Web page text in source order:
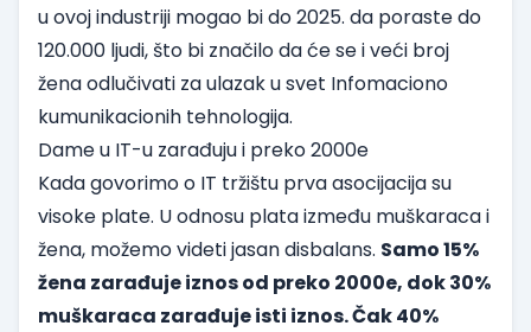
u ovoj industriji mogao bi do 2025. da poraste do
120.000 ljudi, što bi značilo da će se i veći broj
žena odlučivati za ulazak u svet Infomaciono
kumunikacionih tehnologija.
Dame u IT-u zarađuju i preko 2000e
Kada govorimo o IT tržištu prva asocijacija su
visoke plate. U odnosu plata između muškaraca i
žena, možemo videti jasan disbalans. Samo 15%
žena zarađuje iznos od preko 2000e, dok 30%
muškaraca zarađuje isti iznos. Čak 40%